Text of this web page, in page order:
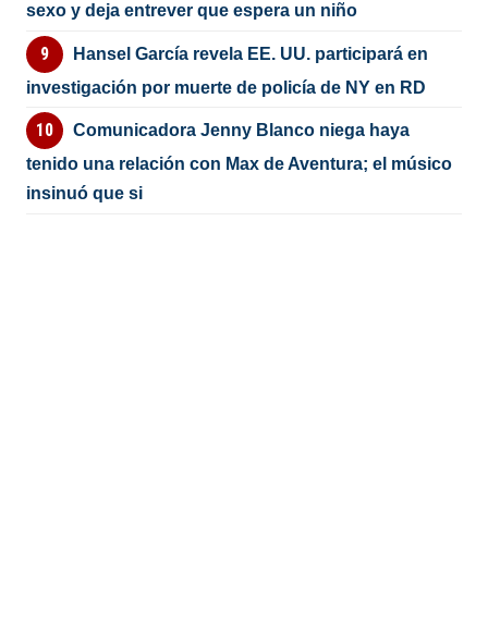
sexo y deja entrever que espera un niño
Hansel García revela EE. UU. participará en
investigación por muerte de policía de NY en RD
Comunicadora Jenny Blanco niega haya
tenido una relación con Max de Aventura; el músico
insinuó que si